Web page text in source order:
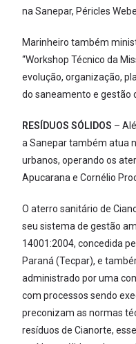
na Sanepar, Péricles
Marinheiro também
“Workshop Técnico da
evolução, organização,
do saneamento e gestão
RESÍDUOS SÓLIDOS –
a Sanepar também atua
urbanos, operando os
Apucarana e Cornélio
O aterro sanitário de
seu sistema de gestão
14001:2004, concedida
Paraná (Tecpar), e
administrado por uma
com processos sendo
preconizam as normas
resíduos de Cianorte,